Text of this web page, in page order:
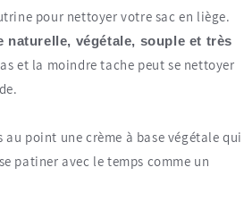
pour nettoyer votre sac en liège.
naturelle, végétale, souple et très
et la moindre tache peut se nettoyer
au point une crème à base végétale qui
patiner avec le temps comme un